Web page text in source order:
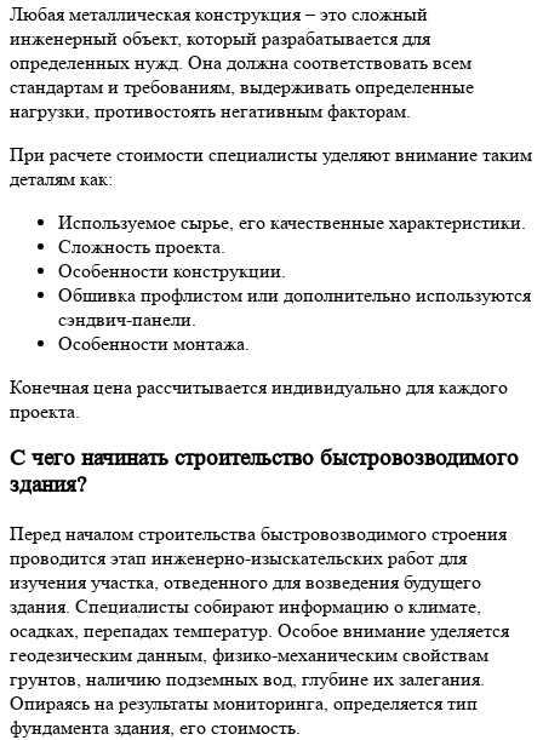
Любая металлическая конструкция – это сложный
инженерный объект, который разрабатывается для
определенных нужд. Она должна соответствовать всем
стандартам и требованиям, выдерживать определенные
нагрузки, противостоять негативным факторам.
При расчете стоимости специалисты уделяют внимание таким
деталям как:
Используемое сырье, его качественные характеристики.
Сложность проекта.
Особенности конструкции.
Обшивка профлистом или дополнительно используются
сэндвич-панели.
Особенности монтажа.
Конечная цена рассчитывается индивидуально для каждого
проекта.
С чего начинать строительство быстровозводимого
здания?
Перед началом строительства быстровозводимого строения
проводится этап инженерно-изыскательских работ для
изучения участка, отведенного для возведения будущего
здания. Специалисты собирают информацию о климате,
осадках, перепадах температур. Особое внимание уделяется
геодезическим данным, физико-механическим свойствам
грунтов, наличию подземных вод, глубине их залегания.
Опираясь на результаты мониторинга, определяется тип
фундамента здания, его стоимость.